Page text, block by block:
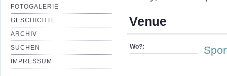
FOTOGALERIE
GESCHICHTE
ARCHIV
SUCHEN
IMPRESSUM
Venue
Wo?: